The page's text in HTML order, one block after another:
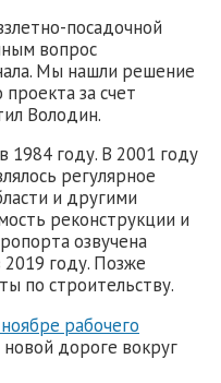
посадочной
вопрос
Мы нашли решение
за счет
Володин.
1984 году. В 2001 году
регулярное
и другими
реконструкции и
озвучена
году. Позже
по строительству.
рабочего
дороге вокруг